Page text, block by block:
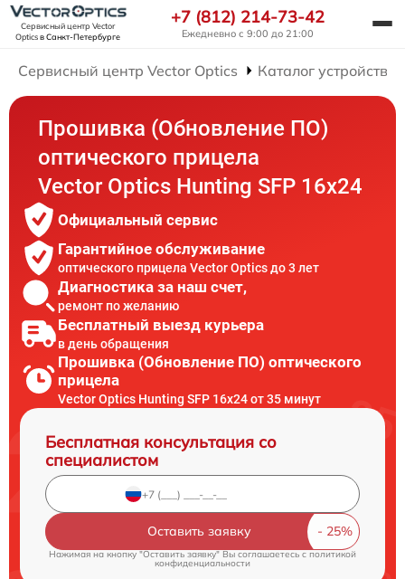
Сервисный центр Vector
Opticsв Санкт-Петербурге
+7 (812) 214-73-42
Ежедневно с 9:00 до 21:00
Сервисный центр Vector Optics Каталог устройств
Прошивка (Обновление ПО)
оптического прицела
Vector Optics Hunting SFP 16x24
Официальный сервис
Гарантийное обслуживание
оптического прицела Vector Optics до 3 лет
Диагностика за наш счет,
ремонт по желанию
Бесплатный выезд курьера
в день обращения
Прошивка (Обновление ПО) оптического
прицела
Vector Optics Hunting SFP 16x24 от 35 минут
Бесплатная консультация со
специалистом
Оставить заявку
Нажимая на кнопку "Оставить заявку" Вы соглашаетесь c политикой
конфиденциальности